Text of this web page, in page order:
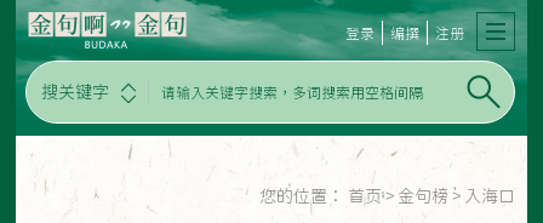
搜关键字
登录 编撰 注册
您的位置： 首页 > 金句榜 > 入海口